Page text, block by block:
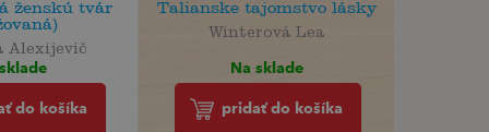
ženskú tvár
Alexijevič
do košíka
Talianske tajomstvo lásky
Winterová Lea
Na sklade
pridať do košíka